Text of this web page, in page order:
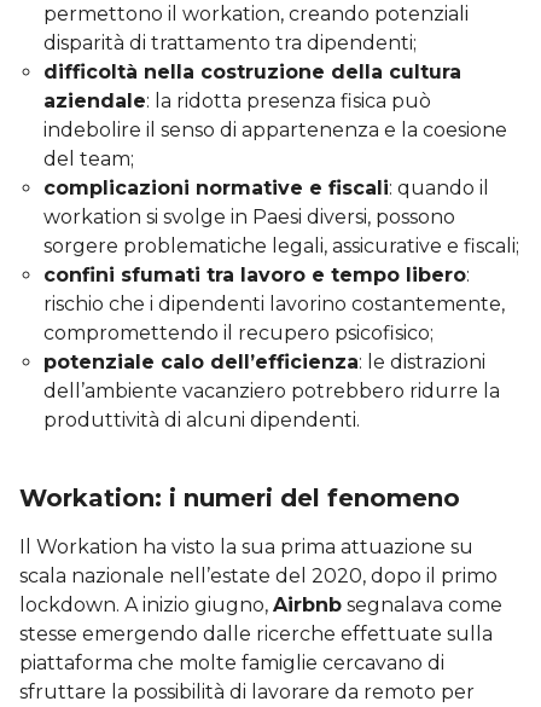
permettono il workation, creando potenziali
disparità di trattamento tra dipendenti;
difficoltà nella costruzione della cultura
aziendale: la ridotta presenza fisica può
indebolire il senso di appartenenza e la coesione
del team;
complicazioni normative e fiscali: quando il
workation si svolge in Paesi diversi, possono
sorgere problematiche legali, assicurative e fiscali;
confini sfumati tra lavoro e tempo libero:
rischio che i dipendenti lavorino costantemente,
compromettendo il recupero psicofisico;
potenziale calo dell’efficienza: le distrazioni
dell’ambiente vacanziero potrebbero ridurre la
produttività di alcuni dipendenti.
Workation: i numeri del fenomeno
Il Workation ha visto la sua prima attuazione su
scala nazionale nell’estate del 2020, dopo il primo
lockdown. A inizio giugno, Airbnb segnalava come
stesse emergendo dalle ricerche effettuate sulla
piattaforma che molte famiglie cercavano di
sfruttare la possibilità di lavorare da remoto per